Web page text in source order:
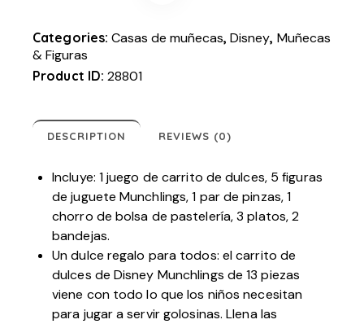
Categories:Casas de muñecas,Disney, Muñecas
& Figuras
Product ID:28801
DESCRIPTION REVIEWS (0)
Incluye: 1 juego de carrito de dulces, 5 figuras
de juguete Munchlings, 1 par de pinzas, 1
chorro de bolsa de pastelería, 3 platos, 2
bandejas.
Un dulce regalo para todos: el carrito de
dulces de Disney Munchlings de 13 piezas
viene con todo lo que los niños necesitan
para jugar a servir golosinas. Llena las